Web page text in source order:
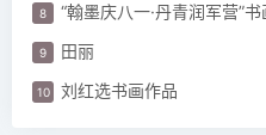
“翰墨庆八一·丹青润军营”
田丽
刘红选书画作品